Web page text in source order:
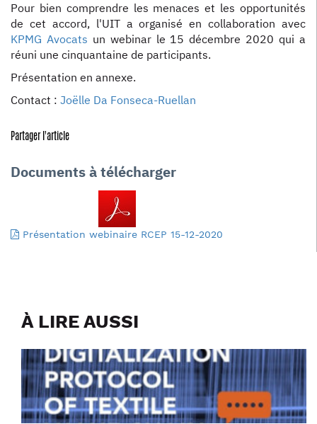
Pour bien comprendre les menaces et les opportunités
de cet accord, l'UIT a organisé en collaboration avec
KPMG Avocats un webinar le 15 décembre 2020 qui a
réuni une cinquantaine de participants.
Présentation en annexe.
Contact : Joëlle Da Fonseca-Ruellan
Partager l'article
Documents à télécharger
Présentation webinaire RCEP 15-12-2020
À LIRE AUSSI